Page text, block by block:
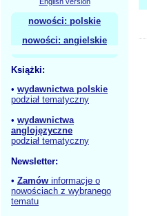
nowości: polskie
nowości: angielskie
Książki:
• wydawnictwa polskie
podział tematyczny
• wydawnictwa
anglojęzyczne
podział tematyczny
Newsletter:
• Zamów informacje o
nowościach z wybranego
tematu